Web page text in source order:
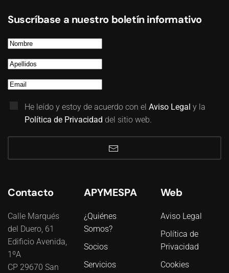
Suscríbase a nuestro boletín informativo
He leído y estoy de acuerdo con el Aviso Legal y la
Política de Privacidad del sitio web.
Contacto
Calle Marqués
del Duero, 61
Edificio Avenida,
1ºA
CP 29670 San
APYMESPA
¿Quiénes
Somos?
Socios
Servicios
Web
Aviso Legal
Política de
Privacidad
Cookies